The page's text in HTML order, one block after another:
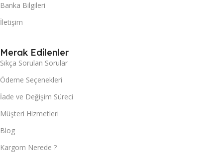
Banka Bilgileri
İletişim
Merak Edilenler
Sıkça Sorulan Sorular
Ödeme Seçenekleri
İade ve Değişim Süreci
Müşteri Hizmetleri
Blog
Kargom Nerede ?